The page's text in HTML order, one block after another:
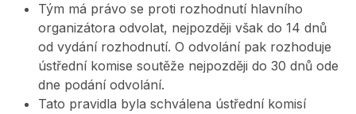
Tým má právo se proti rozhodnutí hlavního
organizátora odvolat, nejpozději však do 14 dnů
od vydání rozhodnutí. O odvolání pak rozhoduje
ústřední komise soutěže nejpozději do 30 dnů ode
dne podání odvolání.
Tato pravidla byla schválena ústřední komisí